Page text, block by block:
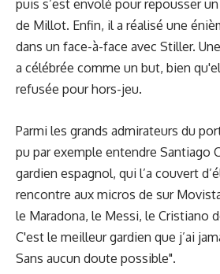
puis s’est envolé pour repousser
de Millot. Enfin, il a réalisé une
dans un face-à-face avec Stiller.
a célébrée comme un but, bien
refusée pour hors-jeu.
Parmi les grands admirateurs du
pu par exemple entendre Santiago
gardien espagnol, qui l’a couvert
rencontre aux micros de sur
le Maradona, le Messi, le Cristiano
C'est le meilleur gardien que j’ai
Sans aucun doute possible".